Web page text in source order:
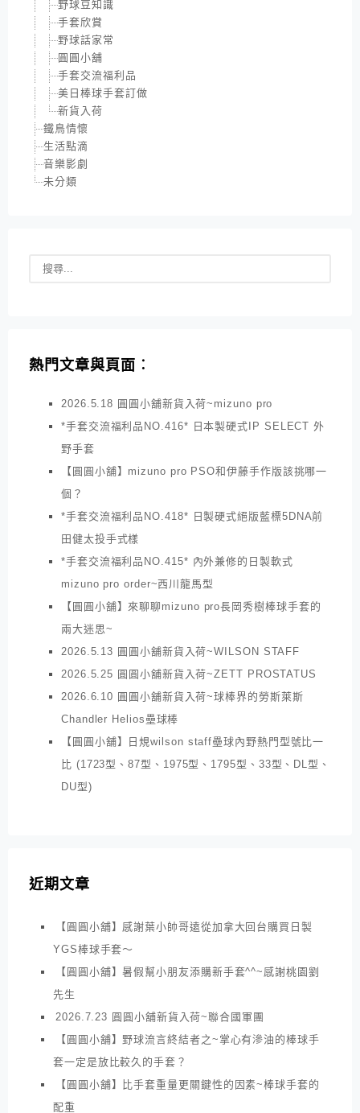
野球豆知識
手套欣賞
野球話家常
圓圓小舖
手套交流福利品
美日棒球手套訂做
新貨入荷
鐵鳥情懷
生活點滴
音樂影劇
未分類
熱門文章與頁面︰
2026.5.18 圓圓小舖新貨入荷~mizuno pro
*手套交流福利品NO.416* 日本製硬式IP SELECT 外
野手套
【圓圓小舖】mizuno pro PSO和伊藤手作版該挑哪一
個？
*手套交流福利品NO.418* 日製硬式絕版藍標5DNA前
田健太投手式樣
*手套交流福利品NO.415* 內外兼修的日製軟式
mizuno pro order~西川龍馬型
【圓圓小舖】來聊聊mizuno pro長岡秀樹棒球手套的
兩大迷思~
2026.5.13 圓圓小舖新貨入荷~WILSON STAFF
2026.5.25 圓圓小舖新貨入荷~ZETT PROSTATUS
2026.6.10 圓圓小舖新貨入荷~球棒界的勞斯萊斯
Chandler Helios壘球棒
【圓圓小舖】日規wilson staff壘球內野熱門型號比一
比 (1723型、87型、1975型、1795型、33型、DL型、
DU型)
近期文章
【圓圓小舖】感謝葉小帥哥遠從加拿大回台購買日製
YGS棒球手套～
【圓圓小舖】暑假幫小朋友添購新手套^^~感謝桃園劉
先生
2026.7.23 圓圓小舖新貨入荷~聯合國軍團
【圓圓小舖】野球流言終結者之~掌心有滲油的棒球手
套一定是放比較久的手套？
【圓圓小舖】比手套重量更關鍵性的因素~棒球手套的
配重